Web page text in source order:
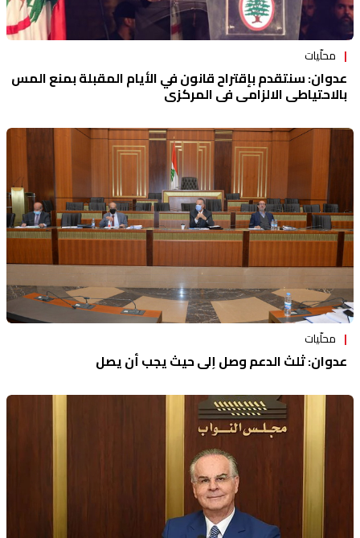
محلّيات
عدوان: سنتقدم بإقتراح قانون في الأيام المقبلة بمنع المس
بالاحتياطي الالزامي في المركزي
محلّيات
عدوان: ثلث الدعم وصل إلى حيث يجب أن يصل